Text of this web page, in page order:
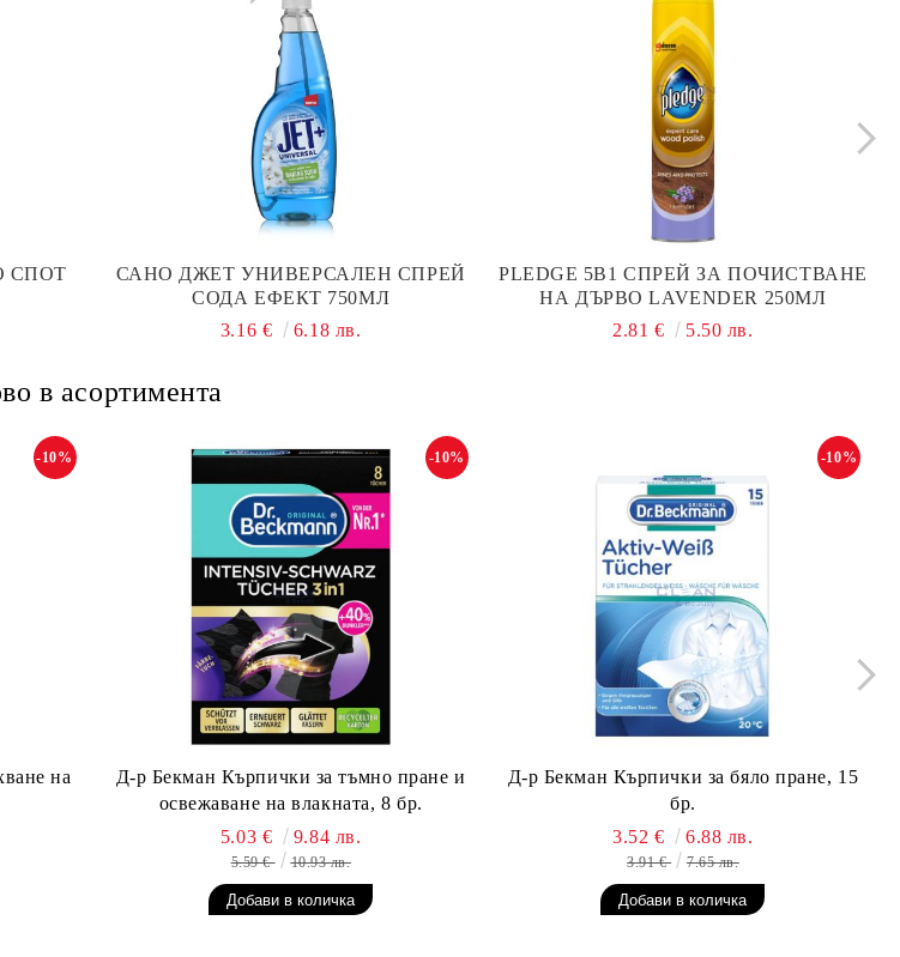
СПОТ
САНО ДЖЕТ УНИВЕРСАЛЕН СПРЕЙ
СОДА ЕФЕКТ 750МЛ
3.16 €
6.18 лв.
PLEDGE 5В1 СПРЕЙ ЗА ПОЧИСТВАНЕ
НА ДЪРВО LAVENDER 250МЛ
2.81 €
5.50 лв.
в асортимента
на
-10%
Д-р Бекман Кърпички за тъмно пране и
освежаване на влакната, 8 бр.
-10%
5.03 € 9.84 лв.
5.59 € 10.93 лв.
Д-р Бекман Кърпички за бяло пране, 15
бр.
-10%
3.52 € 6.88 лв.
3.91 € 7.65 лв.